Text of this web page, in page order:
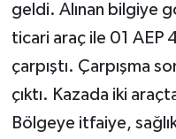
geldi. Alınan bilgiye
ticari araç ile 01 AEP
çarpıştı. Çarpışma
çıktı. Kazada iki
Bölgeye itfaiye,